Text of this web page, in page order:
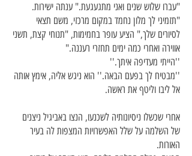
"עברו שלוש שנים ואני מתגעגעת." ענתה ישירות.
"תזמיני לך מלון נחמד במקום מרכזי, משם תצאי
לסיורים שלך," הציע עופר בחמימות, "תנוחי קצת, תשני
אווירה ואחרי כמה ימים תחזרי רעננה."
''הייתי מעדיפה איתך.''
''מבטיח לך בפעם הבאה.'' הוא ניגש אליה, אימץ אותה
אל ליבו וליטף את ראשה.
אחרי שכשלו ניסיונותיה לשכנעו, הנצו באביגיל ניצנים
של השלמה על שלל האפשרויות המצפות לה בעיר
האורות.